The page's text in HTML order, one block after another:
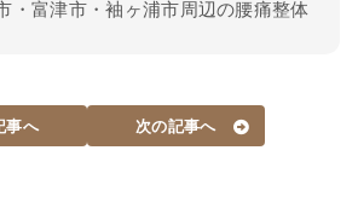
・富津市・袖ヶ浦市周辺の腰痛整体
事へ 次の記事へ